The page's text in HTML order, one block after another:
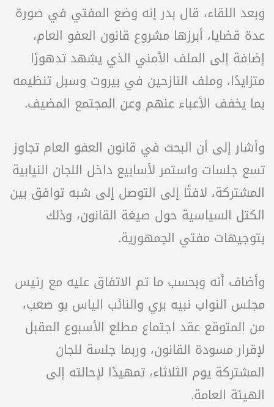
وبعد اللقاء، قال بدر إنه وضع المفتي في صورة
عدة قضايا، أبرزها مشروع قانون العفو العام،
إضافة إلى الملف الأمني الذي يشهد تدهورًا
متزايدًا، وملف النازحين في بيروت وسبل تنظيمه
بما يخفف الأعباء عنهم وعن المجتمع المضيف.
وأشار إلى أن البحث في قانون العفو العام تجاوز
تسع جلسات واستمر لأسابيع داخل اللجان النيابية
المشتركة، لافتًا إلى التوصل إلى شبه توافق بين
الكتل السياسية حول صيغة القانون، وذلك
بتوجيهات مفتي الجمهورية.
وأضاف أنه وبحسب ما تم الاتفاق عليه مع رئيس
مجلس النواب نبيه بري والنائب الياس بو صعب،
من المتوقع عقد اجتماع مطلع الأسبوع المقبل
لإقرار مسودة القانون، وربما جلسة للجان
المشتركة يوم الثلاثاء، تمهيدًا لإحالته إلى
الهيئة العامة.